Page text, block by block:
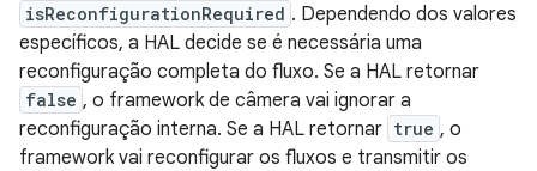
isReconfigurationRequired . Dependendo dos valores
específicos, a HAL decide se é necessária uma
reconfiguração completa do fluxo. Se a HAL retornar
false , o framework de câmera vai ignorar a
reconfiguração interna. Se a HAL retornar true , o
framework vai reconfigurar os fluxos e transmitir os